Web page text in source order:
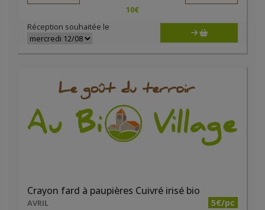
10€
Réception souhaitée le
Crayon fard à paupières Cuivré irisé bio
AVRIL 5€/pc